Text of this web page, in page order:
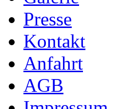
Presse
Kontakt
Anfahrt
AGB